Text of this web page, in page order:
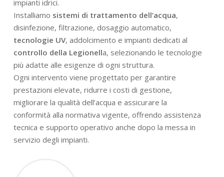
impianti idrici.
Installiamo sistemi di trattamento dell’acqua,
disinfezione, filtrazione, dosaggio automatico,
tecnologie UV, addolcimento e impianti dedicati al
controllo della Legionella, selezionando le tecnologie
più adatte alle esigenze di ogni struttura.
Ogni intervento viene progettato per garantire
prestazioni elevate, ridurre i costi di gestione,
migliorare la qualità dell’acqua e assicurare la
conformità alla normativa vigente, offrendo assistenza
tecnica e supporto operativo anche dopo la messa in
servizio degli impianti.